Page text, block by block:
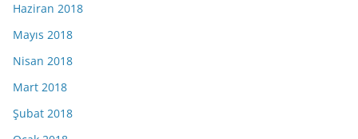
Haziran 2018
Mayıs 2018
Nisan 2018
Mart 2018
Şubat 2018